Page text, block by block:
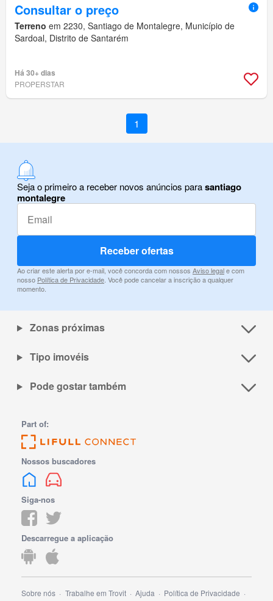
Consultar o preço
Terreno em 2230, Santiago de Montalegre, Município de
Sardoal, Distrito de Santarém
Há 30+ dias
PROPERSTAR
1
Seja o primeiro a receber novos anúncios parasantiago
montalegre
Receber ofertas
Ao criar este alerta por e-mail, você concorda com nossos Aviso legale com
nosso Política de Privacidade. Você pode cancelar a inscrição a qualquer
momento.
Zonas próximas
Tipo imovéis
Pode gostar também
Part of:
Nossos buscadores
Siga-nos
Descarregue a aplicação
Sobre nós Trabalhe em Trovit Ajuda Política de Privacidade